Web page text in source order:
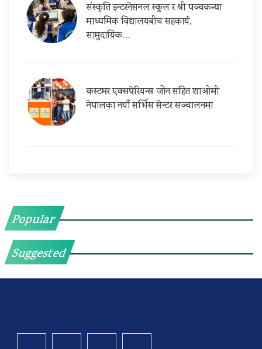
संस्कृति इन्टरनेसनल स्कुल र श्री पञ्चकन्या
माध्यमिक विद्यालयबीच सहकार्य,
सामुदायिक…
कस्टमर एक्सपेरियन्स जोन सहित शाओमी
नेपालका नयाँ सर्भिस सेन्टर सञ्चालनमा
Popular
Suggested